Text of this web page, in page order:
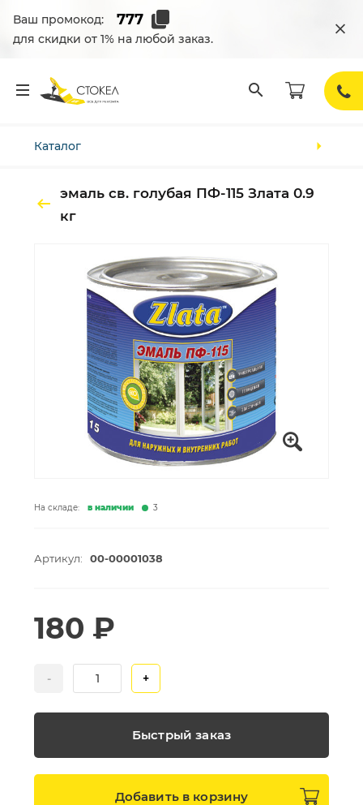
Ваш промокод:
для скидки от 1% на любой заказ.
Каталог
эмаль св. голубая ПФ-115 Злата 0.9
кг
На складе: в наличии 3
Артикул: 00-00001038
- +
180 ₽
Быстрый заказ
Добавить в корзину